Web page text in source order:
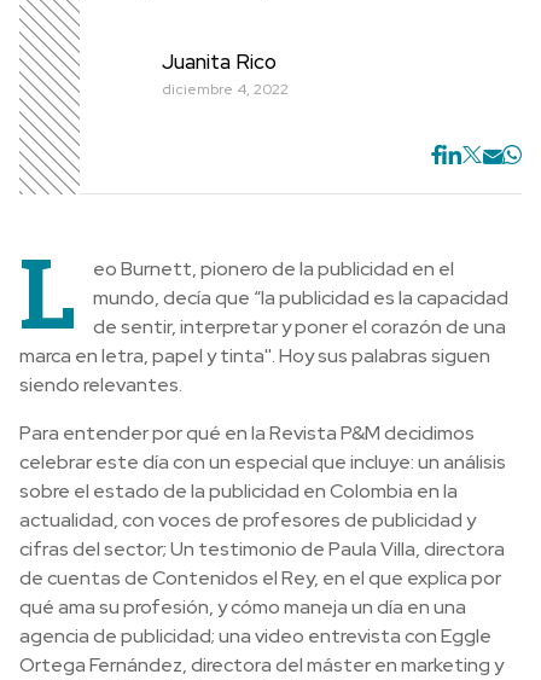
Juanita Rico
diciembre 4, 2022
L
eo Burnett, pionero de la publicidad en el
mundo, decía que “la publicidad es la capacidad
de sentir, interpretar y poner el corazón de una
marca en letra, papel y tinta''. Hoy sus palabras siguen
siendo relevantes.
Para entender por qué en la Revista P&M decidimos
celebrar este día con un especial que incluye: un análisis
sobre el estado de la publicidad en Colombia en la
actualidad, con voces de profesores de publicidad y
cifras del sector; Un testimonio de Paula Villa, directora
de cuentas de Contenidos el Rey, en el que explica por
qué ama su profesión, y cómo maneja un día en una
agencia de publicidad; una video entrevista con Eggle
Ortega Fernández, directora del máster en marketing y